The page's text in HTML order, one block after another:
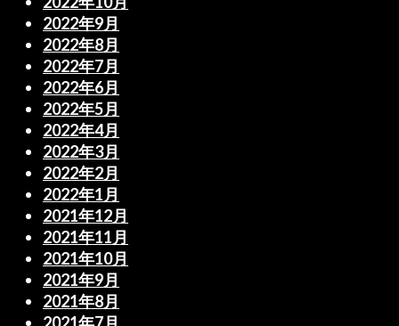
2022年9月
2022年8月
2022年7月
2022年6月
2022年5月
2022年4月
2022年3月
2022年2月
2022年1月
2021年12月
2021年11月
2021年10月
2021年9月
2021年8月